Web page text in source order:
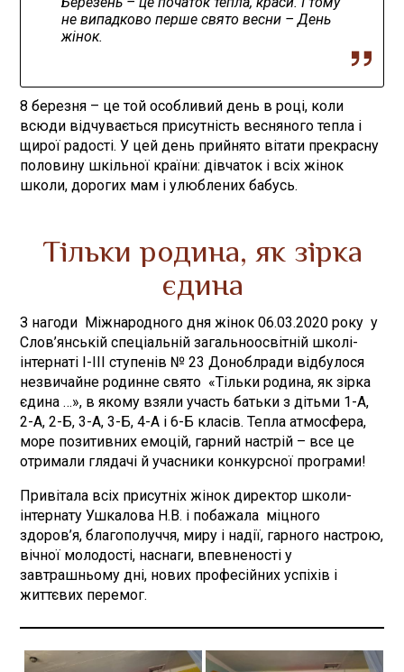
не випадково перше свято весни – День
жінок.
8 березня – це той особливий день в році, коли
всюди відчувається присутність весняного тепла і
щирої радості. У цей день прийнято вітати прекрасну
половину шкільної країни: дівчаток і всіх жінок
школи, дорогих мам і улюблених бабусь.
Тільки родина, як зірка
єдина
З нагоди Міжнародного дня жінок 06.03.2020 року у
Слов’янській спеціальній загальноосвітній школі-
інтернаті І-ІІІ ступенів № 23 Доноблради відбулося
незвичайне родинне свято «Тільки родина, як зірка
єдина …», в якому взяли участь батьки з дітьми 1-А,
2-А, 2-Б, 3-А, 3-Б, 4-А і 6-Б класів. Тепла атмосфера,
море позитивних емоцій, гарний настрій – все це
отримали глядачі й учасники конкурсної програми!
Привітала всіх присутніх жінок директор школи-
інтернату Ушкалова Н.В. і побажала міцного
здоров’я, благополуччя, миру і надії, гарного настрою,
вічної молодості, наснаги, впевненості у
завтрашньому дні, нових професійних успіхів і
життєвих перемог.